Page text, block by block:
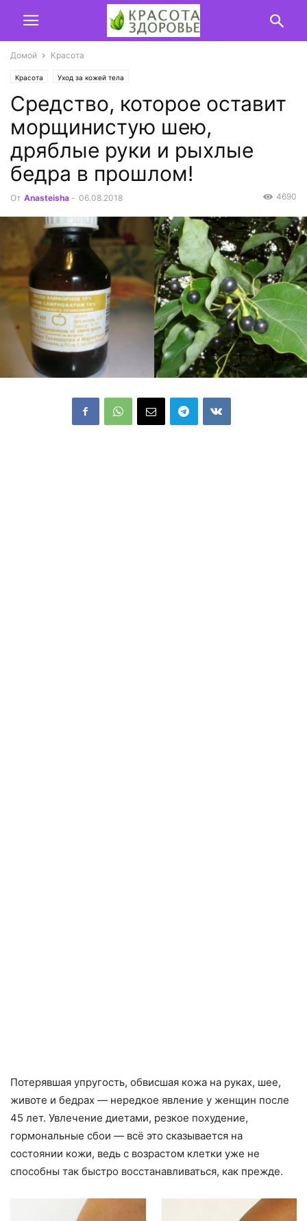
Домой Красота
Красота Уход за кожей тела
Средство, которое оставит
морщинистую шею,
дряблые руки и рыхлые
бедра в прошлом!
От Anasteisha - 06.08.2018 4690
Потерявшая упругость, обвисшая кожа на руках, шее,
животе и бедрах — нередкое явление у женщин после
45 лет. Увлечение диетами, резкое похудение,
гормональные сбои — всё это сказывается на
состоянии кожи, ведь с возрастом клетки уже не
способны так быстро восстанавливаться, как прежде.